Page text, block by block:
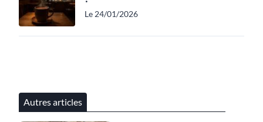
Le 24/01/2026
Autres articles